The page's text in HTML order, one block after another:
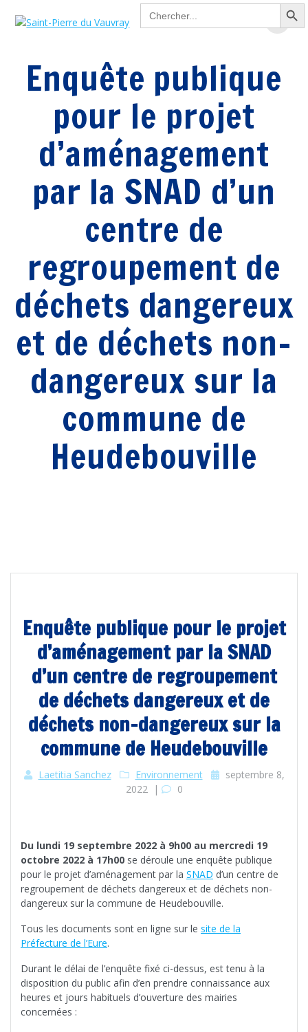
Search Search Button
Passer
au
Enquête publique
pour le projet
d’aménagement
par la SNAD d’un
centre de
regroupement de
déchets dangereux
et de déchets non-
dangereux sur la
commune de
Heudebouville
Enquête publique pour le projet
d’aménagement par la SNAD
d’un centre de regroupement
de déchets dangereux et de
déchets non-dangereux sur la
commune de Heudebouville
Laetitia Sanchez Environnement
septembre 8,
2022 | 0
Du lundi 19 septembre 2022 à 9h00 au mercredi 19
octobre 2022 à 17h00 se déroule une enquête publique
pour le projet d’aménagement par la SNAD d’un centre de
regroupement de déchets dangereux et de déchets non-
dangereux sur la commune de Heudebouville.
Tous les documents sont en ligne sur le site de la
Préfecture de l’Eure.
Durant le délai de l’enquête fixé ci-dessus, est tenu à la
disposition du public afin d’en prendre connaissance aux
heures et jours habituels d’ouverture des mairies
concernées :